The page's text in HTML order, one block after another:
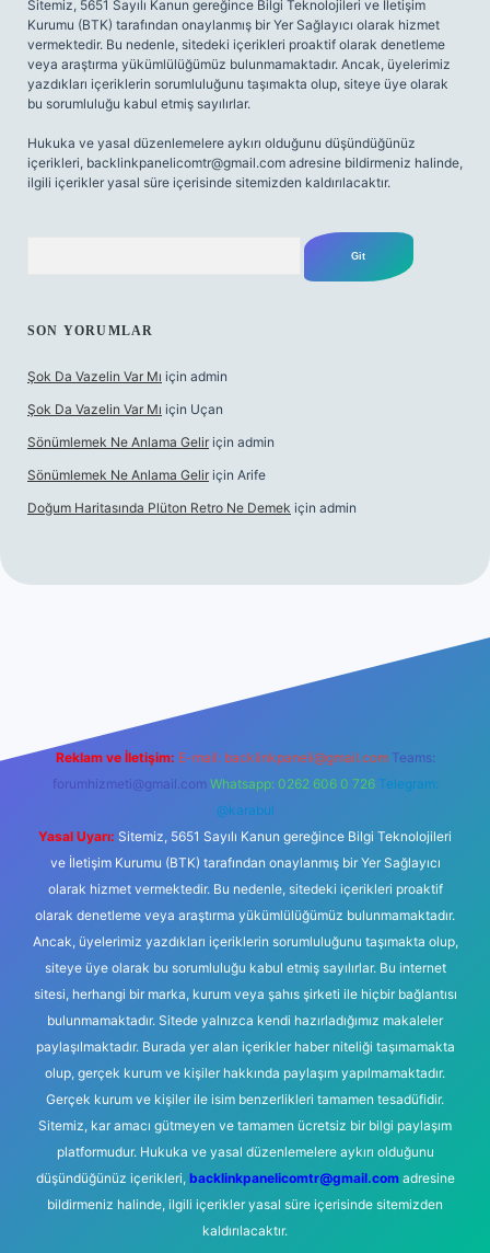
Sitemiz, 5651 Sayılı Kanun gereğince Bilgi Teknolojileri ve İletişim
Kurumu (BTK) tarafından onaylanmış bir Yer Sağlayıcı olarak hizmet
vermektedir. Bu nedenle, sitedeki içerikleri proaktif olarak denetleme
veya araştırma yükümlülüğümüz bulunmamaktadır. Ancak, üyelerimiz
yazdıkları içeriklerin sorumluluğunu taşımakta olup, siteye üye olarak
bu sorumluluğu kabul etmiş sayılırlar.
Hukuka ve yasal düzenlemelere aykırı olduğunu düşündüğünüz
içerikleri, backlinkpanelicomtr@gmail.com adresine bildirmeniz halinde,
ilgili içerikler yasal süre içerisinde sitemizden kaldırılacaktır.
SON YORUMLAR
Şok Da Vazelin Var Mı için admin
Şok Da Vazelin Var Mı için Uçan
Sönümlemek Ne Anlama Gelir için admin
Sönümlemek Ne Anlama Gelir için Arife
Doğum Haritasında Plüton Retro Ne Demek için admin
Reklam ve İletişim: E-mail: backlinkpaneli@gmail.com Teams:
forumhizmeti@gmail.com Whatsapp: 0262 606 0 726 Telegram:
@karabul
Yasal Uyarı: Sitemiz, 5651 Sayılı Kanun gereğince Bilgi Teknolojileri
ve İletişim Kurumu (BTK) tarafından onaylanmış bir Yer Sağlayıcı
olarak hizmet vermektedir. Bu nedenle, sitedeki içerikleri proaktif
olarak denetleme veya araştırma yükümlülüğümüz bulunmamaktadır.
Ancak, üyelerimiz yazdıkları içeriklerin sorumluluğunu taşımakta olup,
siteye üye olarak bu sorumluluğu kabul etmiş sayılırlar. Bu internet
sitesi, herhangi bir marka, kurum veya şahıs şirketi ile hiçbir bağlantısı
bulunmamaktadır. Sitede yalnızca kendi hazırladığımız makaleler
paylaşılmaktadır. Burada yer alan içerikler haber niteliği taşımamakta
olup, gerçek kurum ve kişiler hakkında paylaşım yapılmamaktadır.
Gerçek kurum ve kişiler ile isim benzerlikleri tamamen tesadüfidir.
Sitemiz, kar amacı gütmeyen ve tamamen ücretsiz bir bilgi paylaşım
platformudur. Hukuka ve yasal düzenlemelere aykırı olduğunu
düşündüğünüz içerikleri, backlinkpanelicomtr@gmail.comadresine
bildirmeniz halinde, ilgili içerikler yasal süre içerisinde sitemizden
kaldırılacaktır.